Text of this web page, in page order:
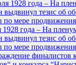
1928 года – На
выдвинул тезис об
по мере